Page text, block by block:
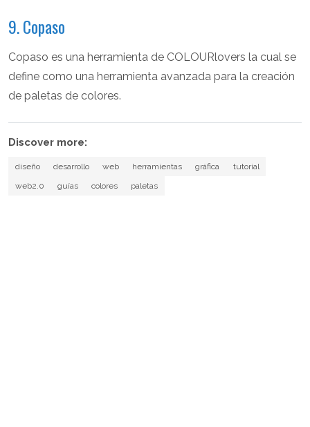
9. Copaso
Copaso es una herramienta de COLOURlovers la cual se
define como una herramienta avanzada para la creación
de paletas de colores.
Discover more:
diseño desarrollo web herramientas gráfica
tutorial
web2.0
guías colores paletas